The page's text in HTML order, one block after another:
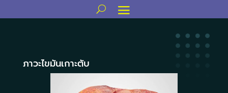
ภาวะไขมันเกาะตับ